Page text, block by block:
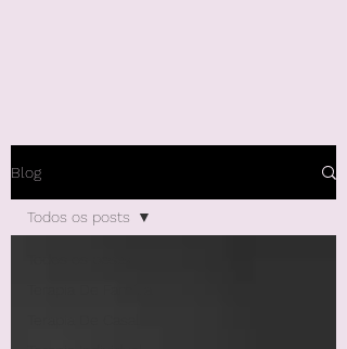
Blog
Todos os posts